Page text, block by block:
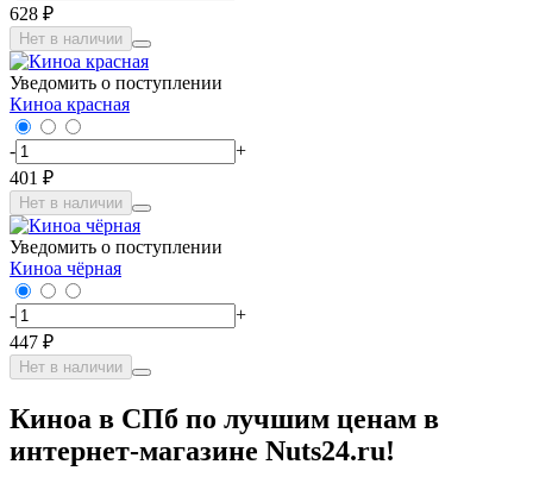
628 ₽
Нет в наличии
Уведомить о поступлении
Киноа красная
-
+
401 ₽
Нет в наличии
Уведомить о поступлении
Киноа чёрная
-
+
447 ₽
Нет в наличии
Киноа в СПб по лучшим ценам в
интернет-магазине Nuts24.ru!